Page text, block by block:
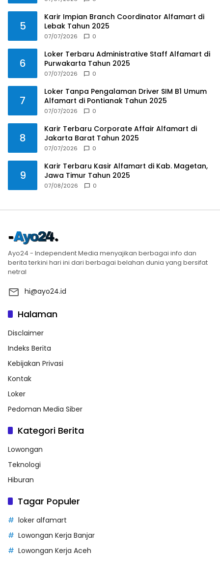
5
Karir Impian Branch Coordinator Alfamart di
Lebak Tahun 2025
07/07/2026 0
6
Loker Terbaru Administrative Staff Alfamart di
Purwakarta Tahun 2025
07/07/2026 0
7
Loker Tanpa Pengalaman Driver SIM B1 Umum
Alfamart di Pontianak Tahun 2025
07/07/2026 0
8
Karir Terbaru Corporate Affair Alfamart di
Jakarta Barat Tahun 2025
07/07/2026 0
9
Karir Terbaru Kasir Alfamart di Kab. Magetan,
Jawa Timur Tahun 2025
07/08/2026 0
Ayo24 - Independent Media menyajikan berbagai info dan
berita terkini hari ini dari berbagai belahan dunia yang bersifat
netral
hi@ayo24.id
Halaman
Disclaimer
Indeks Berita
Kebijakan Privasi
Kontak
Loker
Pedoman Media Siber
Kategori Berita
Lowongan
Teknologi
Hiburan
Tagar Populer
loker alfamart
Lowongan Kerja Banjar
Lowongan Kerja Aceh